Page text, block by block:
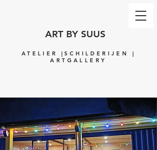
ART BY SUUS
ATELIER |SCHILDERIJEN |
ARTGALLERY